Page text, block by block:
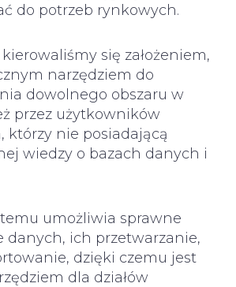
do potrzeb rynkowych.
się założeniem,
narzędziem do
dowolnego obszaru w
przez użytkowników
którzy nie posiadającą
wiedzy o bazach danych i
umożliwia sprawne
danych, ich przetwarzanie,
dzięki czemu jest
dla działów